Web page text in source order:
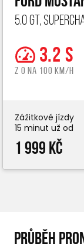
5.0 GT,
3.2 s
z 0 na 100 km/h
Zážitkové jízdy
15 minut už od
1 999 Kč
PRŮBĚH